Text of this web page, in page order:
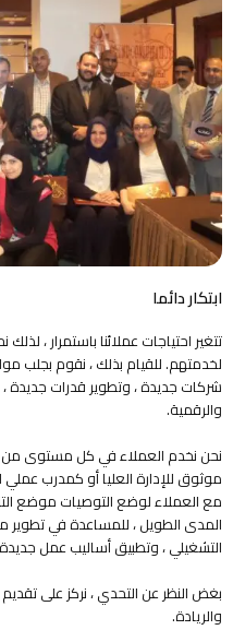
ابتكار دائما
تتغير احتياجات عملائنا باستمرار ،
لخدمتهم. للقيام بذلك ، نقوم بجلب
شركات جديدة ، وتطوير قدرات جديدة ،
والرقمية.
نحن نخدم العملاء في كل مستوى
موثوق للإدارة العليا أو كمدرب
مع العملاء لوضع التوصيات موضع
المدى الطويل ، للمساعدة في تطوير
التشغيلي ، وتطبيق أساليب عمل جديدة.
بغض النظر عن التحدي ، نركز على تقديم
والريادة.